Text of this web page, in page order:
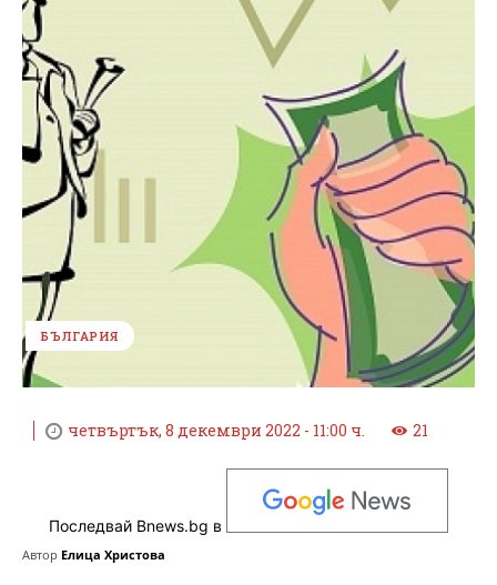
БЪЛГАРИЯ
четвъртък, 8 декември 2022 - 11:00 ч. 21
Последвай Bnews.bg в
Автор Елица Христова